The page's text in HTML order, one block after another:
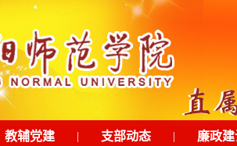
教辅党建 | 支部动态 | 廉政